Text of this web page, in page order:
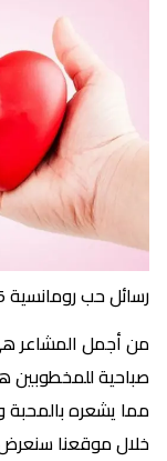
رسائل حب رومانسية 2025 رسائل حب نار
من أجمل المشاعر
صباحية للمخطوبين
مما يشعره بالمحبة
خلال موقعنا